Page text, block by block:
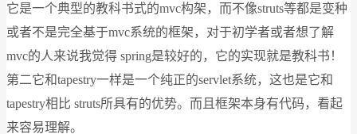
它是一个典型的教科书式的mvc构架，而不像struts等都是变种
或者不是完全基于mvc系统的框架，对于初学者或者想了解
mvc的人来说我觉得 spring是较好的，它的实现就是教科书！
第二它和tapestry一样是一个纯正的servlet系统，这也是它和
tapestry相比 struts所具有的优势。而且框架本身有代码，看起
来容易理解。